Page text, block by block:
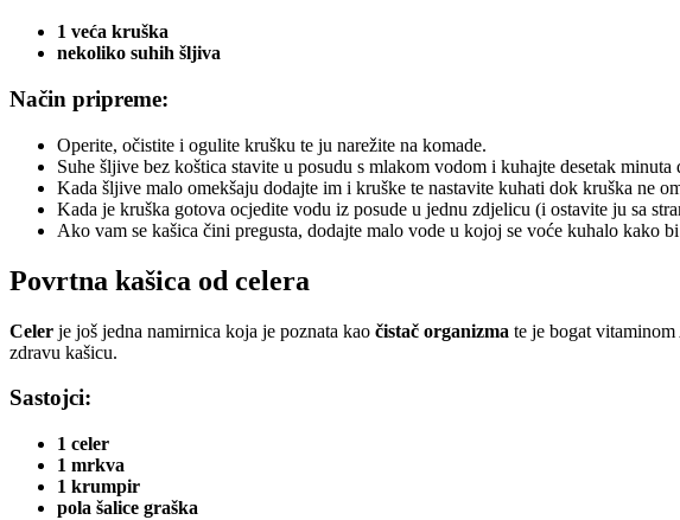
1 veća kruška
nekoliko suhih šljiva
Način pripreme:
Operite, očistite i ogulite krušku te ju narežite na komade.
Suhe šljive bez koštica stavite u posudu s mlakom vodom i kuhajte desetak minuta
Kada šljive malo omekšaju dodajte im i kruške te nastavite kuhati dok kruška ne
Kada je kruška gotova ocjedite vodu iz posude u jednu zdjelicu (i ostavite ju sa
Ako vam se kašica čini pregusta, dodajte malo vode u kojoj se voće kuhalo kako
Povrtna kašica od celera
Celer je još jedna namirnica koja je poznata kao čistač organizma te je bogat
zdravu kašicu.
Sastojci:
1 celer
1 mrkva
1 krumpir
pola šalice graška